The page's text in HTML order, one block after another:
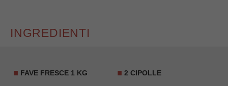
INGREDIENTI
FAVE FRESCE 1 KG 2 CIPOLLE